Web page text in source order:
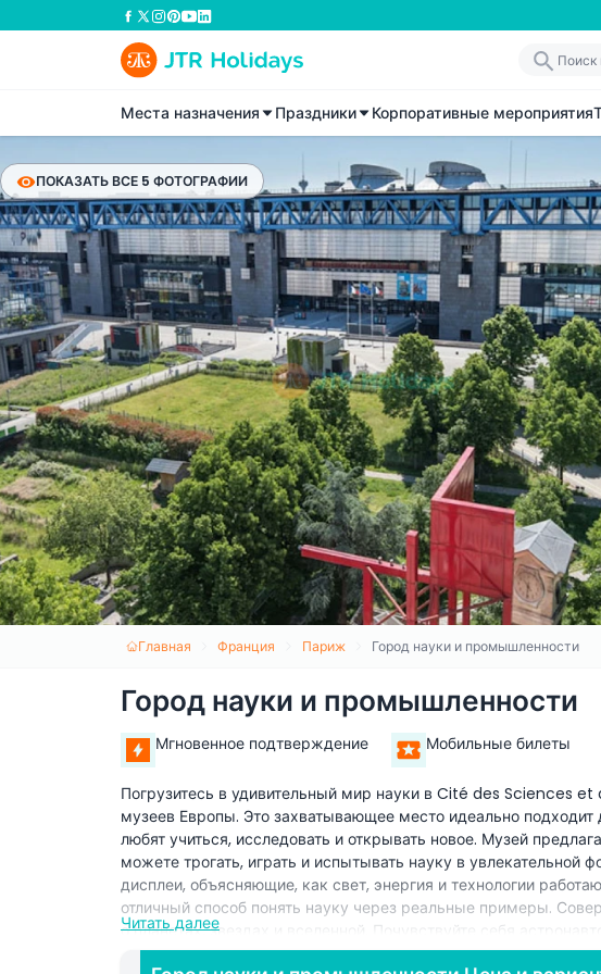
Места назначения Праздники Корпоративные мероприятия
ПОКАЗАТЬ ВСЕ 5 ФОТОГРАФИИ
Главная Франция Париж Город науки и промышленности
Город науки и промышленности
Мгновенное подтверждение Мобильные билеты
Погрузитесь в удивительный мир науки в Cité des Sciences
музеев Европы. Это захватывающее место идеально
любят учиться, исследовать и открывать новое. Музей
можете трогать, играть и испытывать науку в увлекательной
дисплеи, объясняющие, как свет, энергия и технологии
отличный способ понять науку через реальные примеры.
о планетах, звездах и вселенной. Почувствуйте себя
разделы, где можно увидеть последние инновации в
Читать далее